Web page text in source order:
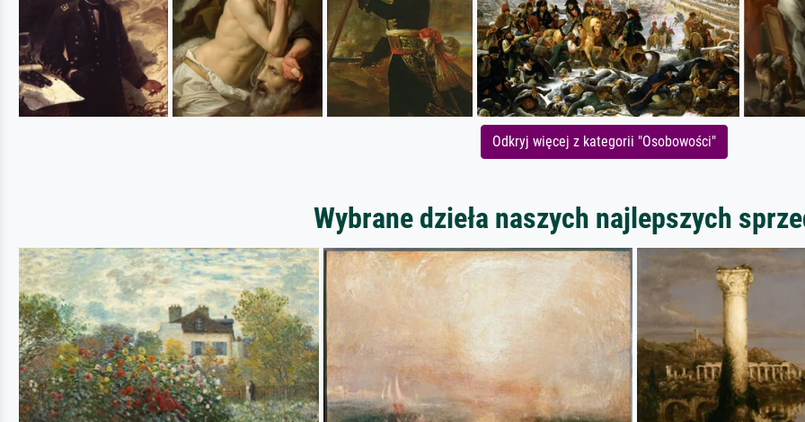
Odkryj więcej z kategorii "Osobowości"
Wybrane dzieła naszych najlepszych